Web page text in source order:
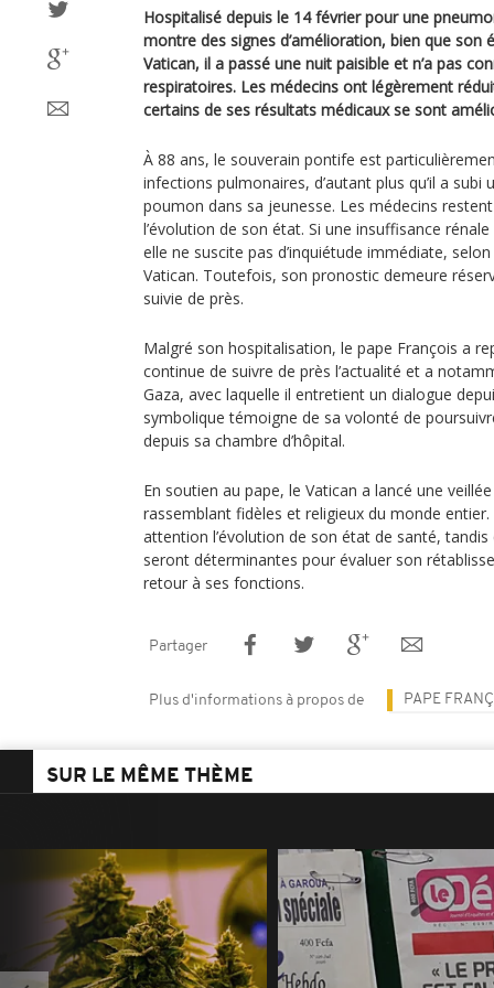
Hospitalisé depuis le 14 février pour une
montre des signes d’amélioration, bien que son
Vatican, il a passé une nuit paisible et n’a pas
respiratoires. Les médecins ont légèrement
certains de ses résultats médicaux se sont
À 88 ans, le souverain pontife est
infections pulmonaires, d’autant plus qu’il a subi
poumon dans sa jeunesse. Les médecins
l’évolution de son état. Si une insuffisance
elle ne suscite pas d’inquiétude immédiate,
Vatican. Toutefois, son pronostic demeure
suivie de près.
Malgré son hospitalisation, le pape François a
continue de suivre de près l’actualité et a
Gaza, avec laquelle il entretient un dialogue
symbolique témoigne de sa volonté de
depuis sa chambre d’hôpital.
En soutien au pape, le Vatican a lancé une
rassemblant fidèles et religieux du monde entier.
attention l’évolution de son état de santé,
seront déterminantes pour évaluer son
retour à ses fonctions.
Partager
Plus d'informations à propos de PAPE
SUR LE MÊME THÈME